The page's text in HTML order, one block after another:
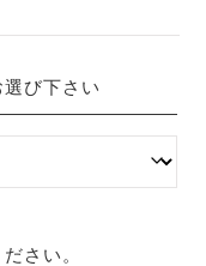
び下さい
さい。